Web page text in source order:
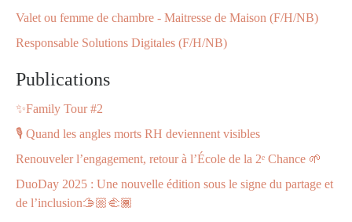
Valet ou femme de chambre - Maitresse de Maison (F/H/NB)
Responsable Solutions Digitales (F/H/NB)
Publications
✨Family Tour #2
🎙️ Quand les angles morts RH deviennent visibles
Renouveler l’engagement, retour à l’École de la 2ᵉ Chance 🌱
DuoDay 2025 : Une nouvelle édition sous le signe du partage et
de l’inclusion🫱🏼‍🫲🏾